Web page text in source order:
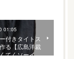
01:05
付きタイトス
る【広島洋裁
てくソーイ…